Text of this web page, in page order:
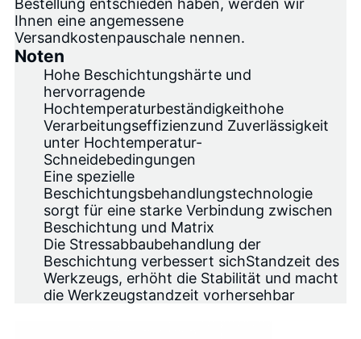
Bestellung entschieden haben, werden wir
Ihnen eine angemessene
Versandkostenpauschale nennen.
Noten
Hohe Beschichtungshärte und
hervorragende
Hochtemperaturbeständigkeithohe
Verarbeitungseffizienzund Zuverlässigkeit
unter Hochtemperatur-
Schneidebedingungen
Eine spezielle
Beschichtungsbehandlungstechnologie
sorgt für eine starke Verbindung zwischen
Beschichtung und Matrix
Die Stressabbaubehandlung der
Beschichtung verbessert sichStandzeit des
Werkzeugs, erhöht die Stabilität und macht
die Werkzeugstandzeit vorhersehbar